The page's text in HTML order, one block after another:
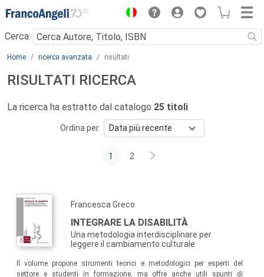
Menu
Cerca:
Main content
Home ricerca avanzata risultati
RISULTATI RICERCA
La ricerca ha estratto dal catalogo 25 titoli
Ordina per
1 2
Francesca Greco
INTEGRARE LA DISABILITÀ
Una metodologia interdisciplinare per
leggere il cambiamento culturale
Il volume propone strumenti teorici e metodologici per esperti del
settore e studenti in formazione, ma offre anche utili spunti di